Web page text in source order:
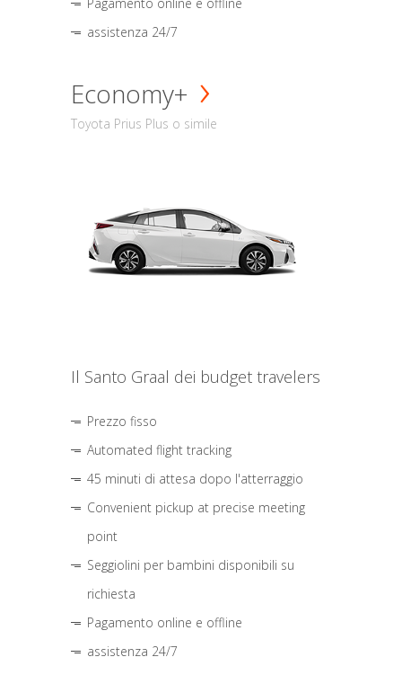
assistenza 24/7
Economy+
Toyota Prius Plus o simile
Il Santo Graal dei budget travelers
Prezzo fisso
Automated flight tracking
45 minuti di attesa dopo l'atterraggio
Convenient pickup at precise meeting
point
Seggiolini per bambini disponibili su
richiesta
Pagamento online e offline
assistenza 24/7